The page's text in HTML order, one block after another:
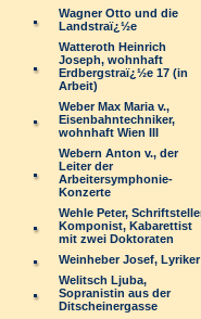
Wagner Otto und die
Landstraï¿½e
Watteroth Heinrich
Joseph, wohnhaft
Erdbergstraï¿½e 17 (in
Arbeit)
Weber Max Maria v.,
Eisenbahntechniker,
wohnhaft Wien III
Webern Anton v., der
Leiter der
Arbeitersymphonie-
Konzerte
Wehle Peter,
Komponist, Kabarettist
mit zwei Doktoraten
Weinheber Josef, Lyriker
Welitsch Ljuba,
Sopranistin aus der
Ditscheinergasse